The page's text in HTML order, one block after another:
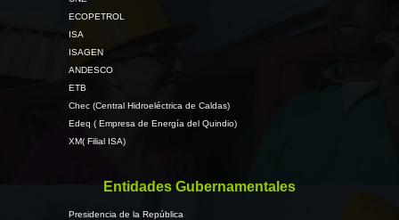
ECOPETROL
ISA
ISAGEN
ANDESCO
ETB
Chec (Central Hidroeléctrica de Caldas)
Edeq ( Empresa de Energía del Quindio)
XM( Filial ISA)
Entidades Gubernamentales
Presidencia de la República